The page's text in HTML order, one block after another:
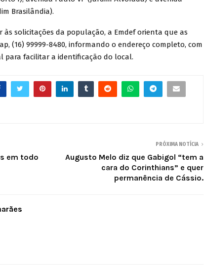
Brasilândia).
às solicitações da população, a Emdef orienta que as
(16) 99999-8480, informando o endereço completo, com
para facilitar a identificação do local.
em todo
PRÓXIMA NOTÍCIA
Augusto Melo diz que Gabigol “tem a
cara do Corinthians” e quer
permanência de Cássio.